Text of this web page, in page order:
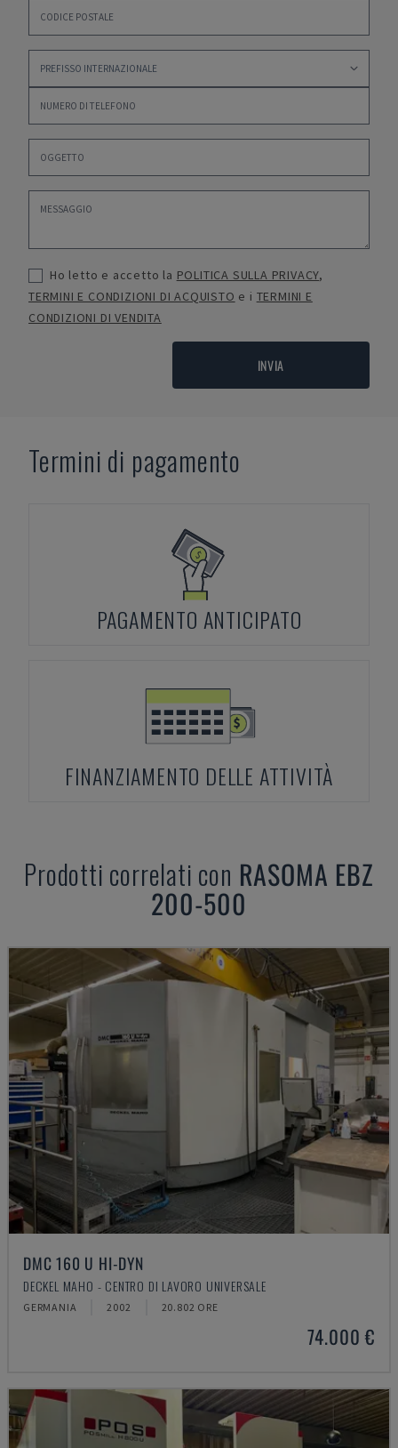
Ho letto e accetto la POLITICA SULLA PRIVACY,
TERMINI E CONDIZIONI DI ACQUISTO e i TERMINI E
CONDIZIONI DI VENDITA
INVIA
Termini di pagamento
PAGAMENTO ANTICIPATO
FINANZIAMENTO DELLE ATTIVITÀ
Prodotti correlati con RASOMA EBZ
200-500
DMC 160 U HI-DYN
DECKEL MAHO - CENTRO DI LAVORO UNIVERSALE
GERMANIA 2002 20.802 ORE
74.000 €